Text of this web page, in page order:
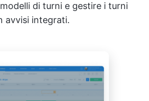
di turni e gestire i turni
avvisi integrati.